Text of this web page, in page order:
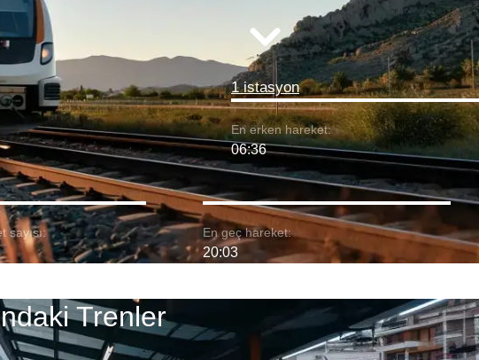
1 istasyon
En erken hareket:
06:36
sayısı: En geç hareket:
20:03
Trenler